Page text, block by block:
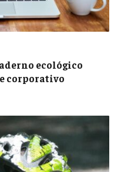
ecológico
corporativo